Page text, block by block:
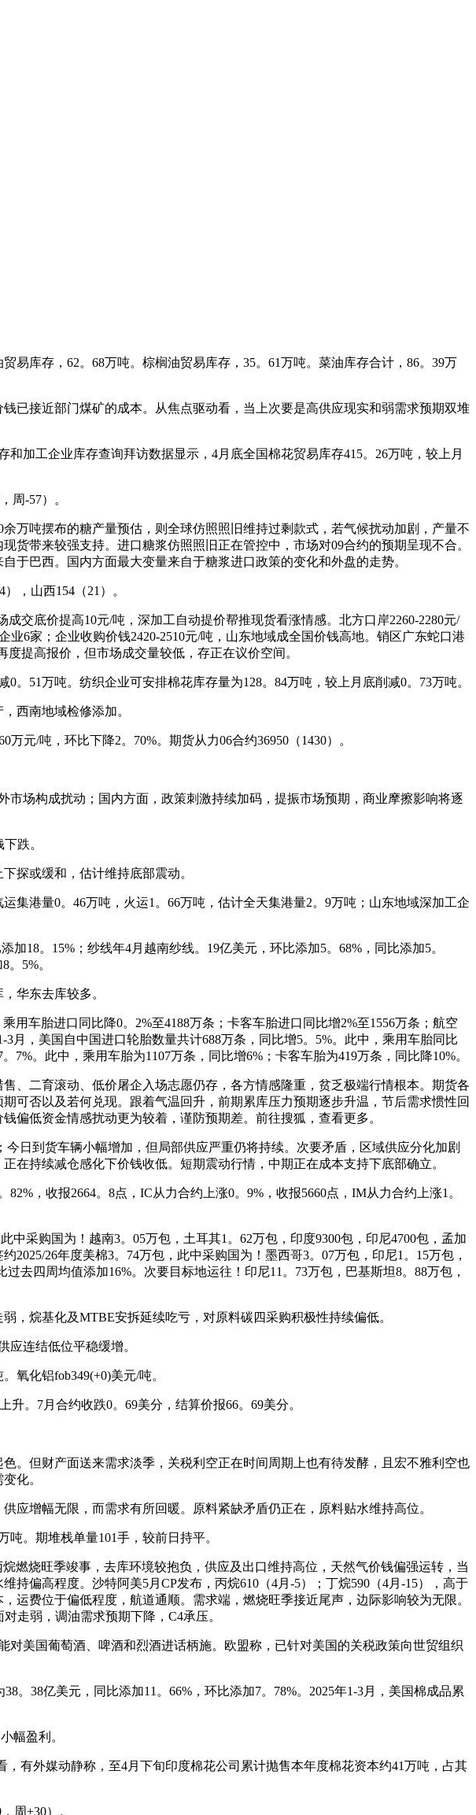
库存，62。68万吨。棕榈油贸易库存，35。61万吨。菜油库存合计，86。39万
接近部门煤矿的成本。从焦点驱动看，当上次要是高供应现实和弱需求预期双堆
工企业库存查询拜访数据显示，4月底全国棉花贸易库存415。26万吨，较上月
周-57）。
吨摆布的糖产量预估，则全球仿照照旧维持过剩款式，若气候扰动加剧，产量不
带来较强支持。进口糖浆仿照照旧正在管控中，市场对09合约的预期呈现不合。
于巴西。国内方面最大变量来自于糖浆进口政策的变化和外盘的走势。
，山西154（21）。
交底价提高10元/吨，深加工自动提价帮推现货看涨情感。北方口岸2260-2280元/
6家；企业收购价钱2420-2510元/吨，山东地域成全国价钱高地。销区广东蛇口港
度提高报价，但市场成交量较低，存正在议价空间。
51万吨。纺织企业可安排棉花库存量为128。84万吨，较上月底削减0。73万吨。
西南地域检修添加。
/吨，环比下降2。70%。期货从力06合约36950（1430）。
场构成扰动；国内方面，政策刺激持续加码，提振市场预期，商业摩擦影响将逐
跌。
探或缓和，估计维持底部震动。
港量0。46万吨，火运1。66万吨，估计全天集港量2。9万吨；山东地域深加工企
18。15%；纱线年4月越南纱线。19亿美元，环比添加5。68%，同比添加5。
5%。
华东去库较多。
车胎进口同比降0。2%至4188万条；卡客车胎进口同比增2%至1556万条；航空
月，美国自中国进口轮胎数量共计688万条，同比增5。5%。此中，乘用车胎同比
。此中，乘用车胎为1107万条，同比增6%；卡客车胎为419万条，同比降10%。
二育滚动、低价屠企入场志愿仍存，各方情感隆重，贫乏极端行情根本。期货各
可否以及若何兑现。跟着气温回升，前期累库压力预期逐步升温，节后需求惯性回
偏低资金情感扰动更为较着，谨防预期差。前往搜狐，查看更多。
到货车辆小幅增加，但局部供应严重仍将持续。次要矛盾，区域供应分化加剧
在持续减仓感化下价钱收低。短期震动行情，中期正在成本支持下底部确立。
，收报2664。8点，IC从力合约上涨0。9%，收报5660点，IM从力合约上涨1。
采购国为！越南3。05万包，土耳其1。62万包，印度9300包，印尼4700包，孟加
26年度美棉3。74万包，此中采购国为！墨西哥3。07万包，印尼1。15万包，
去四周均值添加16%。次要目标地运往！印尼11。73万包，巴基斯坦8。88万包，
烷基化及MTBE安拆延续吃亏，对原料碳四采购积极性持续偏低。
连结低位平稳缓增。
氧化铝fob349(+0)美元/吨。
。7月合约收跌0。69美分，结算价报66。69美分。
但财产面送来需求淡季，关税利空正在时间周期上也有待发酵，且宏不雅利空也
化。
增幅无限，而需求有所回暖。原料紧缺矛盾仍正在，原料贴水维持高位。
。期堆栈单量101手，较前日持平。
烧旺季竣事，去库环境较抱负，供应及出口维持高位，天然气价钱偏强运转，当
偏高程度。沙特阿美5月CP发布，丙烷610（4月-5）；丁烷590（4月-15），高于
费位于偏低程度，航道通顺。需求端，燃烧旺季接近尾声，边际影响较为无限。
走弱，调油需求预期下降，C4承压。
美国葡萄酒、啤酒和烈酒进话柄施。欧盟称，已针对美国的关税政策向世贸组织
38亿美元，同比添加11。66%，环比添加7。78%。2025年1-3月，美国棉成品累
幅盈利。
有外媒动静称，至4月下旬印度棉花公司累计抛售本年度棉花资本约41万吨，占其
周+30）。